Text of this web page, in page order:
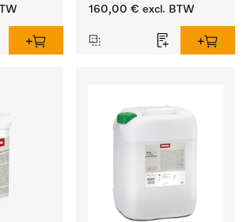
van
reiniging van wol.
160,00 € excl. BTW